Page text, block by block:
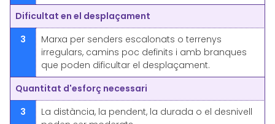
Dificultat en el desplaçament
3
Marxa per senders escalonats o terrenys
irregulars, camins poc definits i amb branques
que poden dificultar el desplaçament.
Quantitat d'esforç necessari
3
La distància, la pendent, la durada o el desnivell